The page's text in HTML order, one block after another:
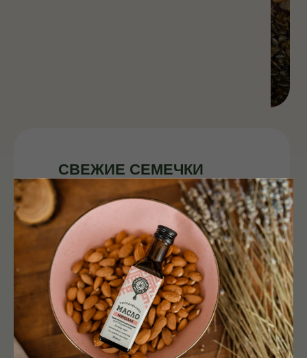
Мы производим наши маслица,
жмыхи и муку только
из фермерского сырья высокого
качества.
Выбираем семечки и орешки,
которые очистили от скорлупы
непосредственно перед нашей
закупкой.
СВЕЖИЕ СЕМЕЧКИ
И ОРЕШКИ